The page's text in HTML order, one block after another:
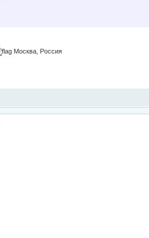
Москва, Россия